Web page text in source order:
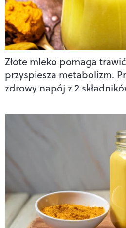
Złote mleko pomaga
przyspiesza metabolizm.
zdrowy napój z 2